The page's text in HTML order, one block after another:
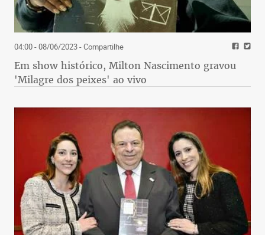
04:00 - 08/06/2023- Compartilhe
Em show histórico, Milton Nascimento gravou
'Milagre dos peixes' ao vivo